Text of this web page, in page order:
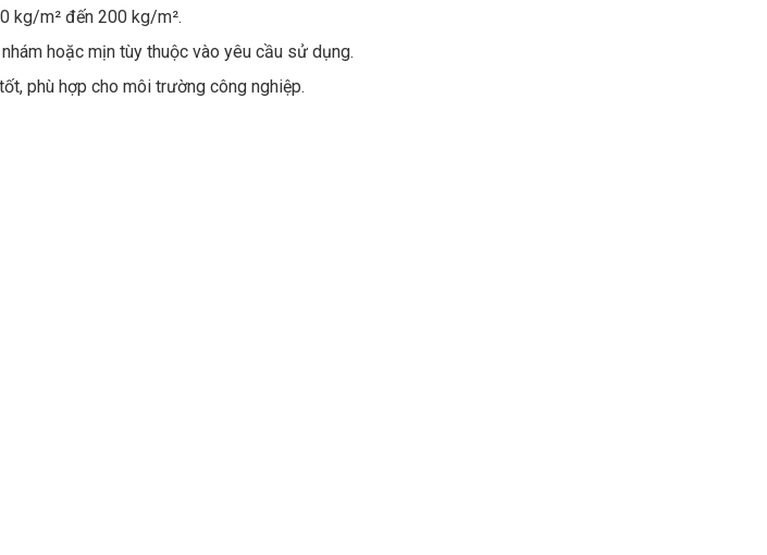
kg/m² đến 200 kg/m².
hoặc mịn tùy thuộc vào yêu cầu sử dụng.
phù hợp cho môi trường công nghiệp.